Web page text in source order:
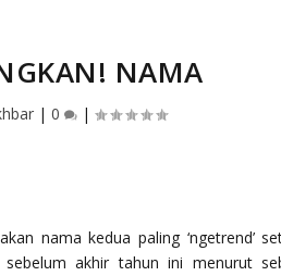
NAMA
| 0 |
nama kedua paling ‘ngetrend’
sebelum akhir tahun ini menurut